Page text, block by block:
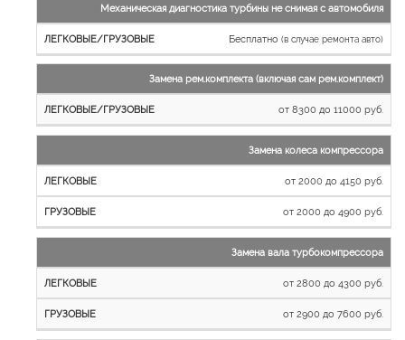
Механическая диагностика турбины не снимая с автомобиля
Бесплатно (в случае ремонта авто)
Замена рем.комплекта (включая сам рем.комплект)
от 8300 до 11000 руб.
Замена колеса компрессора
от 2000 до 4150 руб.
от 2000 до 4900 руб.
Замена вала турбокомпрессора
от 2800 до 4300 руб.
от 2900 до 7600 руб.